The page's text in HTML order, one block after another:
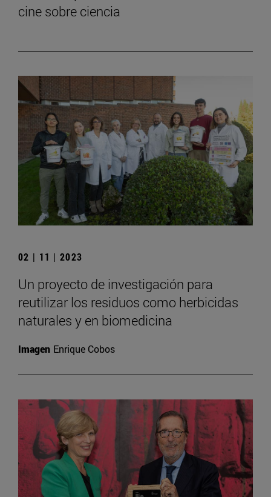
cine sobre ciencia
02 | 11 | 2023
Un proyecto de investigación para
reutilizar los residuos como herbicidas
naturales y en biomedicina
Imagen Enrique Cobos